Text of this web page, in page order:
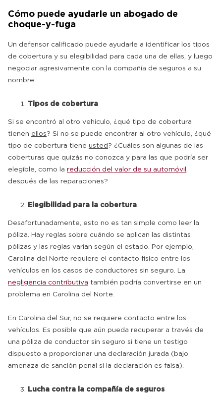
Cómo puede ayudarle un abogado de
choque-y-fuga
Un defensor calificado puede ayudarle a identificar los tipos
de cobertura y su elegibilidad para cada una de ellas, y luego
negociar agresivamente con la compañía de seguros a su
nombre:
Tipos de cobertura
Si se encontró al otro vehículo, ¿qué tipo de cobertura
tienen ellos? Si no se puede encontrar al otro vehículo, ¿qué
tipo de cobertura tiene usted? ¿Cuáles son algunas de las
coberturas que quizás no conozca y para las que podría ser
elegible, como la reducción del valor de su automóvil
después de las reparaciones?
Elegibilidad para la cobertura
Desafortunadamente, esto no es tan simple como leer la
póliza. Hay reglas sobre cuándo se aplican las distintas
pólizas y las reglas varían según el estado. Por ejemplo,
Carolina del Norte requiere el contacto físico entre los
vehículos en los casos de conductores sin seguro. La
negligencia contributiva también podría convertirse en un
problema en Carolina del Norte.
En Carolina del Sur, no se requiere contacto entre los
vehículos. Es posible que aún pueda recuperar a través de
una póliza de conductor sin seguro si tiene un testigo
dispuesto a proporcionar una declaración jurada (bajo
amenaza de sanción penal si la declaración es falsa).
Lucha contra la compañía de seguros